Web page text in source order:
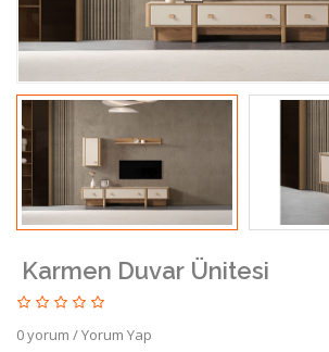
Karmen Duvar Ünitesi
0 yorum /Yorum Yap